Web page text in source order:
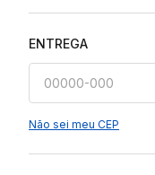
ENTREGA
Não sei meu CEP